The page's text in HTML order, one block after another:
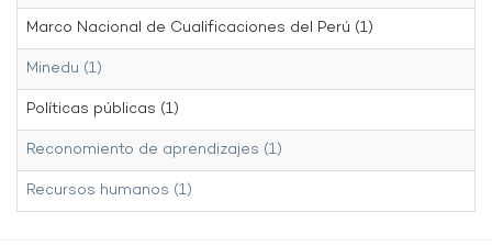
Marco Nacional de Cualificaciones del Perú (1)
Minedu (1)
Políticas públicas (1)
Reconomiento de aprendizajes (1)
Recursos humanos (1)